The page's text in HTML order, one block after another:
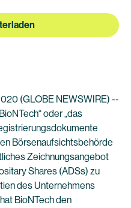
(GLOBE NEWSWIRE) --
oder „das
Börsenaufsichtsbehörde
Zeichnungsangebot
Shares (ADSs) zu
des Unternehmens
BioNTech den